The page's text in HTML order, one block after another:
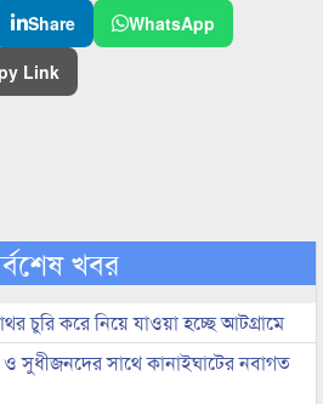
Share
WhatsApp
Link
খবর
চুরি করে নিয়ে যাওয়া হচ্ছে আটগ্রামে
সুধীজনদের সাথে কানাইঘাটের নবাগত